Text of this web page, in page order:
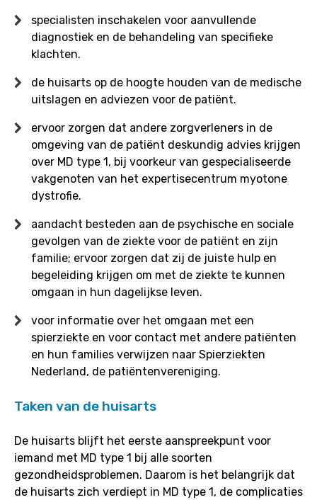
specialisten inschakelen voor aanvullende
diagnostiek en de behandeling van specifieke
klachten.
de huisarts op de hoogte houden van de medische
uitslagen en adviezen voor de patiënt.
ervoor zorgen dat andere zorgverleners in de
omgeving van de patiënt deskundig advies krijgen
over MD type 1, bij voorkeur van gespecialiseerde
vakgenoten van het expertisecentrum myotone
dystrofie.
aandacht besteden aan de psychische en sociale
gevolgen van de ziekte voor de patiënt en zijn
familie; ervoor zorgen dat zij de juiste hulp en
begeleiding krijgen om met de ziekte te kunnen
omgaan in hun dagelijkse leven.
voor informatie over het omgaan met een
spierziekte en voor contact met andere patiënten
en hun families verwijzen naar Spierziekten
Nederland, de patiëntenvereniging.
Taken van de huisarts
De huisarts blijft het eerste aanspreekpunt voor
iemand met MD type 1 bij alle soorten
gezondheidsproblemen. Daarom is het belangrijk dat
de huisarts zich verdiept in MD type 1, de complicaties